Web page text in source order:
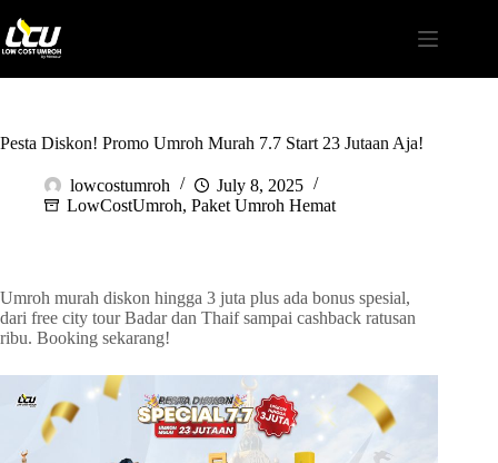
Pesta Diskon! Promo Umroh Murah 7.7 Start 23 Jutaan Aja!
lowcostumroh
July 8, 2025
LowCostUmroh, Paket Umroh Hemat
Umroh murah diskon hingga 3 juta plus ada bonus spesial,
dari free city tour Badar dan Thaif sampai cashback ratusan
ribu. Booking sekarang!